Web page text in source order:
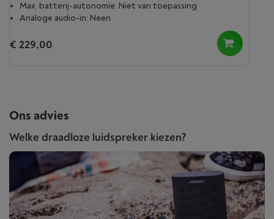
Muziek inbegrepen
Max. batterij-autonomie: Niet van toepassing
Analoge audio-in: Neen
€ 229,00
Ons advies
Welke draadloze luidspreker kiezen?